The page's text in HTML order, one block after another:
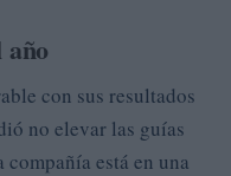
año
con sus resultados
no elevar las guías
está en una